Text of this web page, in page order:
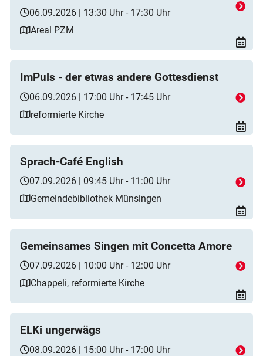
06.09.2026 | 13:30 Uhr - 17:30 Uhr
Areal PZM
ImPuls - der etwas andere Gottesdienst
06.09.2026 | 17:00 Uhr - 17:45 Uhr
reformierte Kirche
Sprach-Café English
07.09.2026 | 09:45 Uhr - 11:00 Uhr
Gemeindebibliothek Münsingen
Gemeinsames Singen mit Concetta Amore
07.09.2026 | 10:00 Uhr - 12:00 Uhr
Chappeli, reformierte Kirche
ELKi ungerwägs
08.09.2026 | 15:00 Uhr - 17:00 Uhr